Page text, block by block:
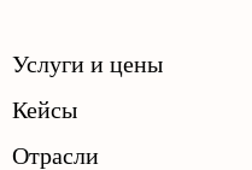
Услуги и цены
Кейсы
Отрасли